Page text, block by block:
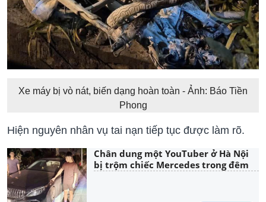
Xe máy bị vò nát, biến dạng hoàn toàn - Ảnh: Báo Tiền
Phong
Hiện nguyên nhân vụ tai nạn tiếp tục được làm rõ.
Chân dung một YouTuber ở Hà Nội
bị trộm chiếc Mercedes trong đêm